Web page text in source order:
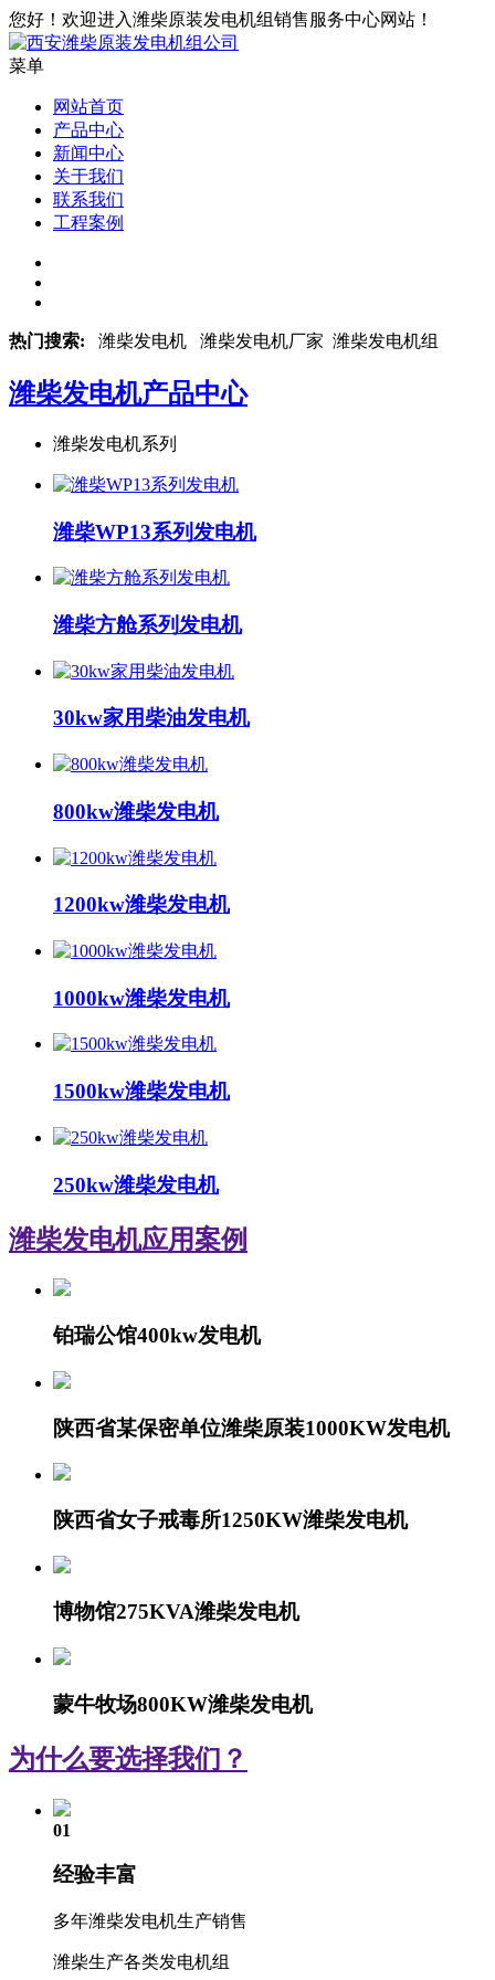
您好！欢迎进入潍柴原装发电机组销售服务中心网站！
菜单
网站首页
产品中心
新闻中心
关于我们
联系我们
工程案例
热门搜索: 潍柴发电机 潍柴发电机厂家 潍柴发电机组
潍柴发电机产品中心
潍柴发电机系列
潍柴WP13系列发电机
潍柴方舱系列发电机
30kw家用柴油发电机
800kw潍柴发电机
1200kw潍柴发电机
1000kw潍柴发电机
1500kw潍柴发电机
250kw潍柴发电机
潍柴发电机应用案例
铂瑞公馆400kw发电机
陕西省某保密单位潍柴原装1000KW发电机
陕西省女子戒毒所1250KW潍柴发电机
博物馆275KVA潍柴发电机
蒙牛牧场800KW潍柴发电机
为什么要选择我们？
01
经验丰富
多年潍柴发电机生产销售
潍柴生产各类发电机组